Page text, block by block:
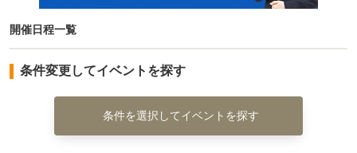
開催日程一覧
条件変更してイベントを探す
条件を選択してイベントを探す